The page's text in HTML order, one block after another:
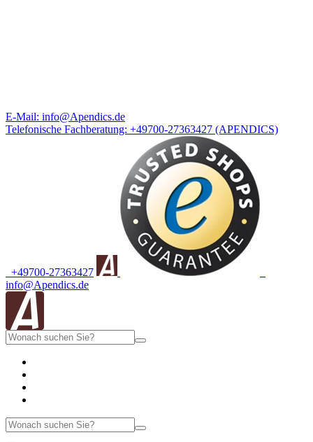
E-Mail: info@Apendics.de
Telefonische Fachberatung: +49700-27363427 (APENDICS)
+49700-27363427
info@Apendics.de